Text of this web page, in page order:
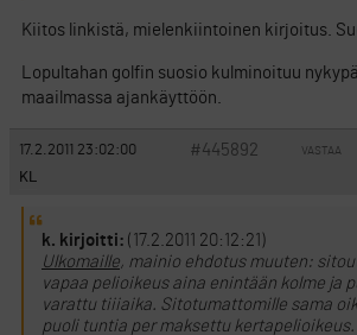
Kiitos linkistä, mielenkiintoinen kirjoitus.
Lopultahan golfin suosio kulminoituu
maailmassa ajankäyttöön.
17.2.2011 23:02:00 #445892 VASTAA
KL
k. kirjoitti: (17.2.2011 20:12:21)
Ulkomaille, mainio ehdotus muuten:
vapaa pelioikeus aina enintään kolme ja
varattu tiiiaika. Sitotumattomille sama
puoli tuntia per maksettu kertapelioikeus.